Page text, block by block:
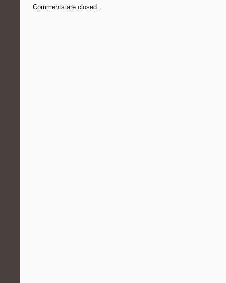
Comments are closed.